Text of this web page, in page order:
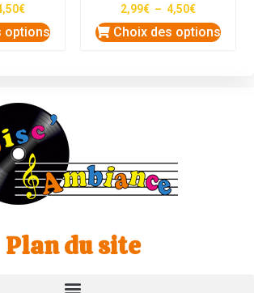
€
options
2,99€ – 4,50€
Choix des options
Plan du site